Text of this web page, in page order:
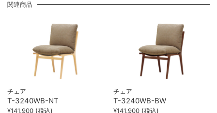
関連商品
チェア
T-3240WB-NT
¥141,900 (税込)
チェア
T-3240WB-BW
¥141,900 (税込)